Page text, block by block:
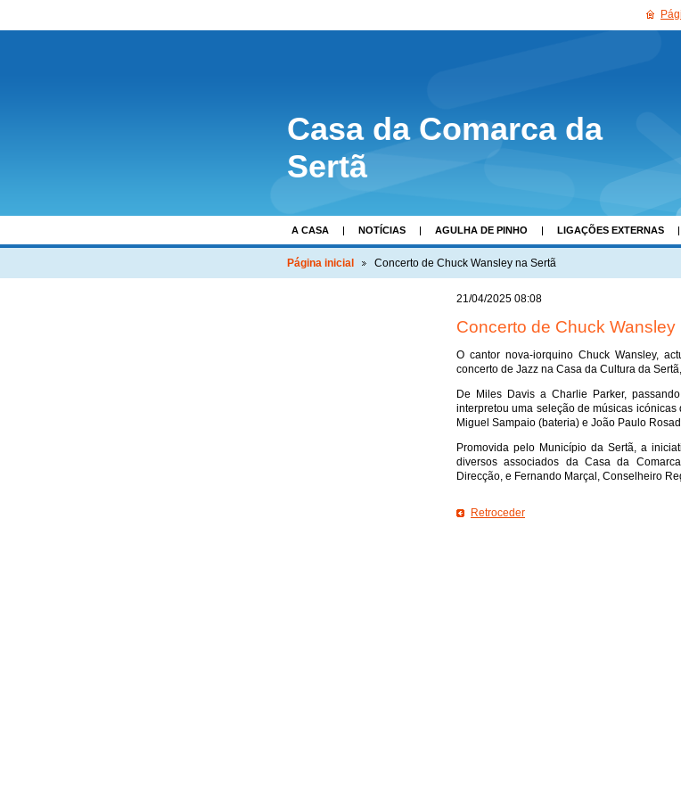
Casa da Comarca da
Sertã
A CASA NOTÍCIAS AGULHA DE PINHO LIGAÇÕES EXTERNAS
Página inicial Concerto de Chuck Wansley na Sertã
21/04/2025 08:08
Concerto de Chuck Wansley
O cantor nova-iorquino Chuck Wansley,
concerto de Jazz na Casa da Cultura da
De Miles Davis a Charlie Parker,
interpretou uma seleção de músicas
Miguel Sampaio (bateria) e João Paulo
Promovida pelo Município da Sertã, a
diversos associados da Casa da
Direcção, e Fernando Marçal, Conselheiro
Retroceder